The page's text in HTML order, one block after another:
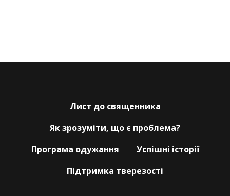
Лист до священника
Як зрозуміти, що є проблема?
Програма одужання
Успішні історії
Підтримка тверезості